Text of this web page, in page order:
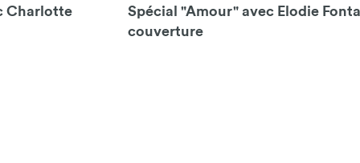
Charlotte
Spécial "Amour" avec Elodie
couverture